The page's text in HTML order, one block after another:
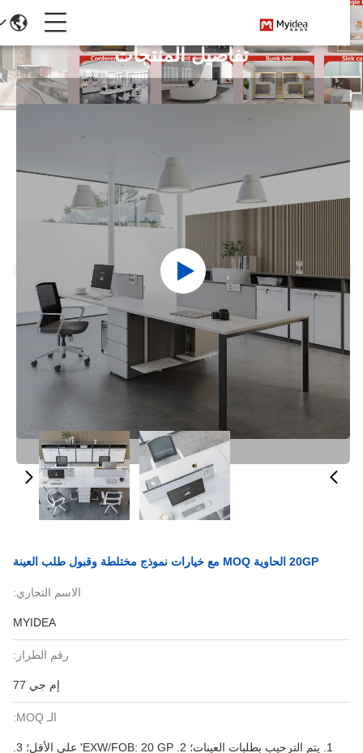
تفاصيل المنتجات
20GP الحاوية MOQ مع خيارات نموذج مختلطة وقبول طلب العينة
الاسم التجاري:
MYIDEA
رقم الطراز:
إم جي 77
الـ MOQ:
1. يتم الترحيب بطلبات العينات؛ 2. EXW/FOB: 20 ​​GP' على الأقل؛ 3.